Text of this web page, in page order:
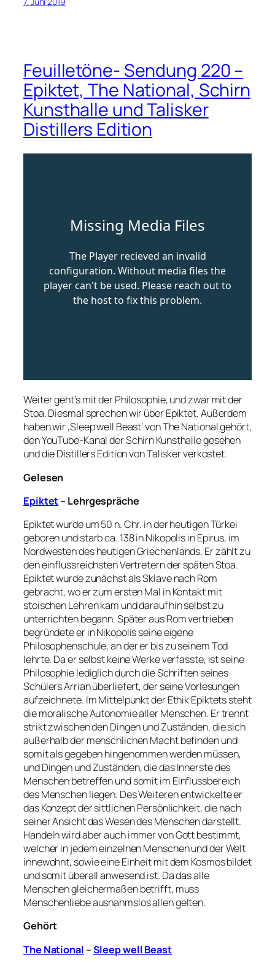
Feuilletöne- Sendung 220 –
Epiktet, The National, Schirn
Kunsthalle und Talisker
Distillers Edition
Weiter geht’s mit der Philosophie, und zwar mit der
Stoa. Diesmal sprechen wir über Epiktet. Außerdem
haben wir ‚Sleep well Beast‘ von The National gehört,
den YouTube-Kanal der Schirn Kunsthalle gesehen
und die Distillers Edition von Talisker verkostet.
Gelesen
Epiktet– Lehrgespräche
Epiktet wurde um 50 n. Chr. in der heutigen Türkei
geboren und starb ca. 138 in Nikopolis in Epirus, im
Nordwesten des heutigen Griechenlands. Er zählt zu
den einflussreichsten Vertretern der späten Stoa.
Epiktet wurde zunächst als Sklave nach Rom
gebracht, wo er zum ersten Mal in Kontakt mit
stoischen Lehren kam und daraufhin selbst zu
unterrichten begann. Später aus Rom vertrieben
begründete er in Nikopolis seine eigene
Philosophenschule, an der er bis zu seinem Tod
lehrte. Da er selbst keine Werke verfasste, ist seine
Philosophie lediglich durch die Schriften seines
Schülers Arrian überliefert, der seine Vorlesungen
aufzeichnete. Im Mittelpunkt der Ethik Epiktets steht
die moralische Autonomie aller Menschen. Er trennt
strikt zwischen den Dingen und Zuständen, die sich
außerhalb der menschlichen Macht befinden und
somit als gegeben hingenommen werden müssen,
und Dingen und Zuständen, die das Innerste des
Menschen betreffen und somit im Einflussbereich
des Menschen liegen. Des Weiteren entwickelte er
das Konzept der sittlichen Persönlichkeit, die nach
seiner Ansicht das Wesen des Menschen darstellt.
Handeln wird aber auch immer von Gott bestimmt,
welcher in jedem einzelnen Menschen und der Welt
innewohnt, sowie eine Einheit mit dem Kosmos bildet
und somit überall anwesend ist. Da das alle
Menschen gleichermaßen betrifft, muss
Menschenliebe ausnahmslos allen gelten.
Gehört
The National –Sleep well Beast